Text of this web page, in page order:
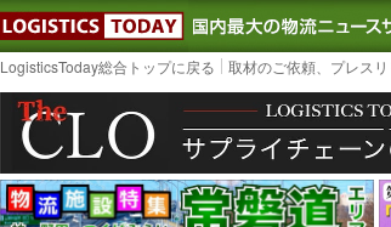
LOGISTICS TODAY｜
LogisticsToday総合トップに戻る 取材のご依頼、プレス